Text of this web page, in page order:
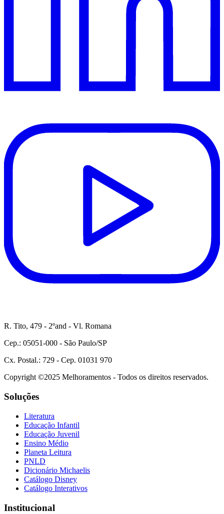
R. Tito, 479 - 2ºand - Vl. Romana
Cep.: 05051-000 - São Paulo/SP
Cx. Postal.: 729 - Cep. 01031 970
Copyright ©2025 Melhoramentos - Todos os direitos reservados.
Soluções
Literatura
Educação Infantil
Educação Juvenil
Ensino Médio
Planeta Leitura
PNLD
Dicionário Michaelis
Catálogo Disney
Catálogo Interativos
Institucional